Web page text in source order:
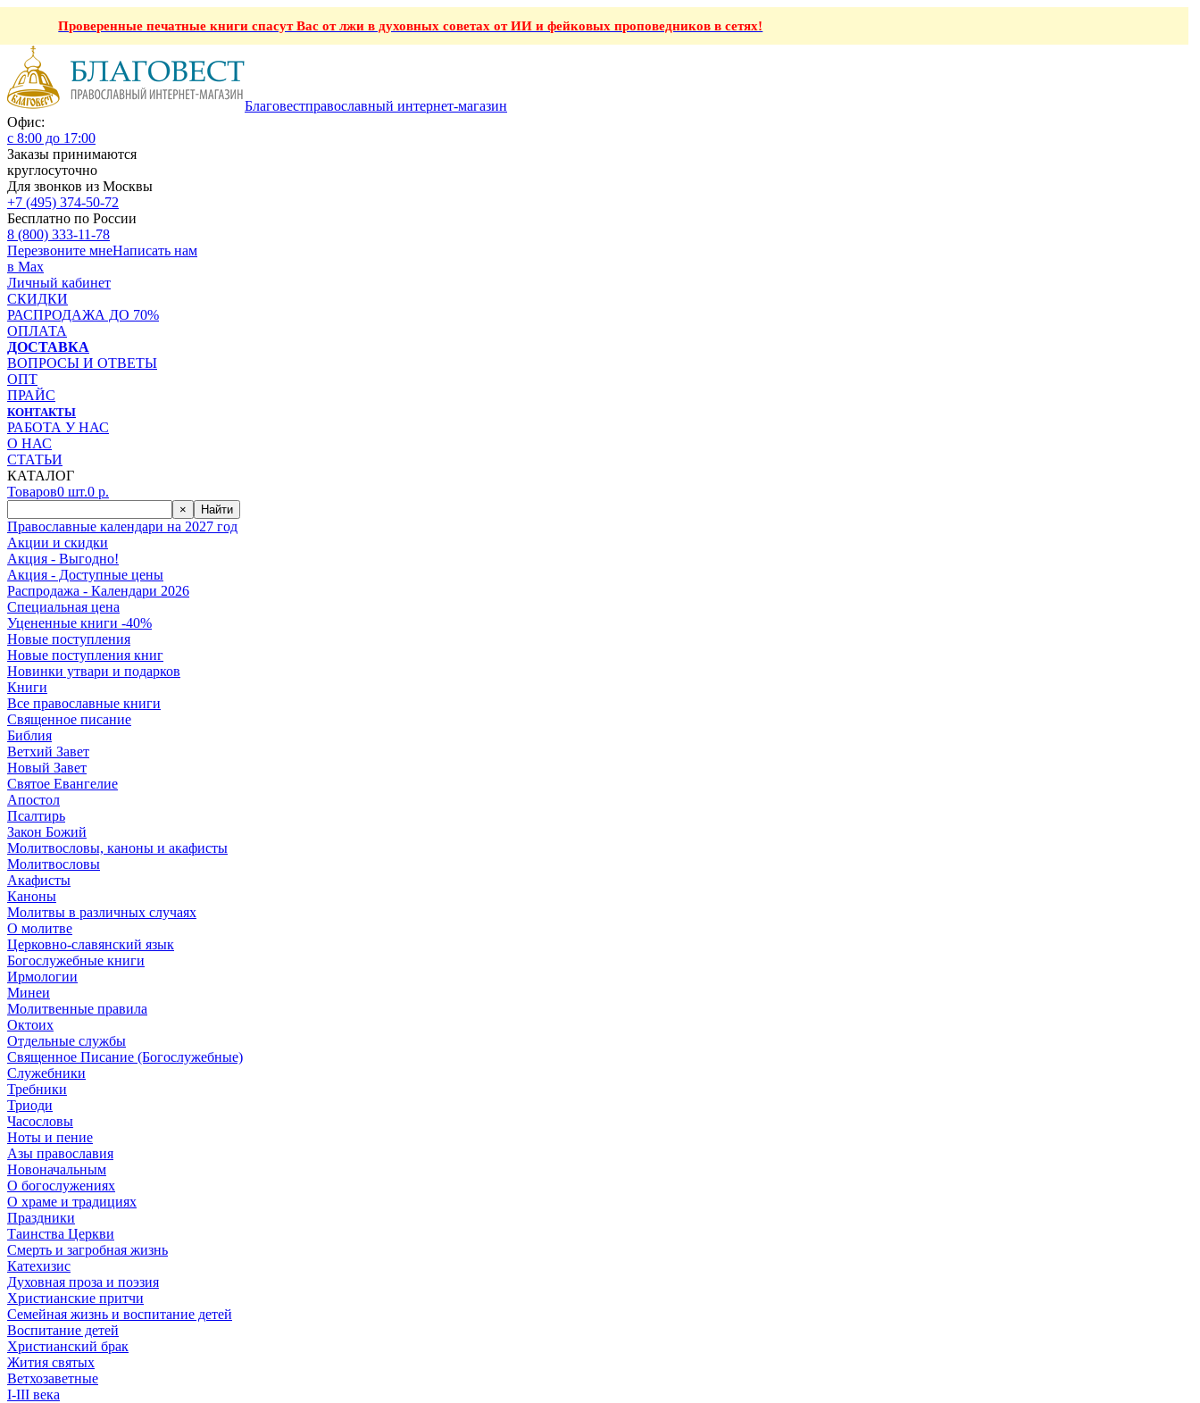
Проверенные печатные книги спасут Вас от лжи в духовных советах от ИИ и фейковых проповедников в сетях!
Благовестправославный интернет-магазин
Офис:
с 8:00 до 17:00
Заказы принимаются
круглосуточно
Для звонков из Москвы
+7 (495) 374-50-72
Бесплатно по России
8 (800) 333-11-78
Перезвоните мнеНаписать нам
в Max
Личный кабинет
СКИДКИ
РАСПРОДАЖА ДО 70%
ОПЛАТА
ДОСТАВКА
ВОПРОСЫ И ОТВЕТЫ
ОПТ
ПРАЙС
КОНТАКТЫ
РАБОТА У НАС
О НАС
СТАТЬИ
КАТАЛОГ
Товаров0 шт.0 р.
× Найти
Православные календари на 2027 год
Акции и скидки
Акция - Выгодно!
Акция - Доступные цены
Распродажа - Календари 2026
Специальная цена
Уцененные книги -40%
Новые поступления
Новые поступления книг
Новинки утвари и подарков
Книги
Все православные книги
Священное писание
Библия
Ветхий Завет
Новый Завет
Святое Евангелие
Апостол
Псалтирь
Закон Божий
Молитвословы, каноны и акафисты
Молитвословы
Акафисты
Каноны
Молитвы в различных случаях
О молитве
Церковно-славянский язык
Богослужебные книги
Ирмологии
Минеи
Молитвенные правила
Октоих
Отдельные службы
Священное Писание (Богослужебные)
Служебники
Требники
Триоди
Часословы
Ноты и пение
Азы православия
Новоначальным
О богослужениях
О храме и традициях
Праздники
Таинства Церкви
Смерть и загробная жизнь
Катехизис
Духовная проза и поэзия
Христианские притчи
Семейная жизнь и воспитание детей
Воспитание детей
Христианский брак
Жития святых
Ветхозаветные
I-III века